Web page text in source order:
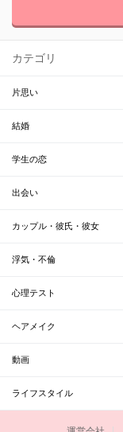
カテゴリ
片思い
結婚
学生の恋
出会い
カップル・彼氏・彼女
浮気・不倫
心理テスト
ヘアメイク
動画
ライフスタイル